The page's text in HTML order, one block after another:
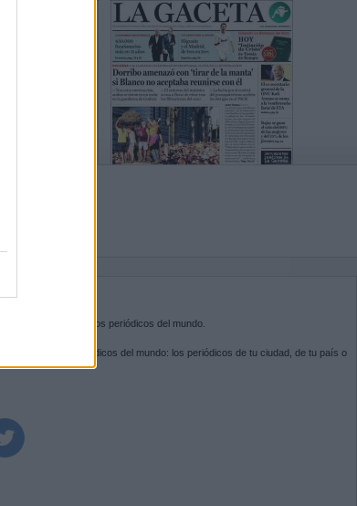
puerta de entrada a los periódicos del mundo.
portadas de los periódicos del mundo: los periódicos de tu ciudad, de tu país o